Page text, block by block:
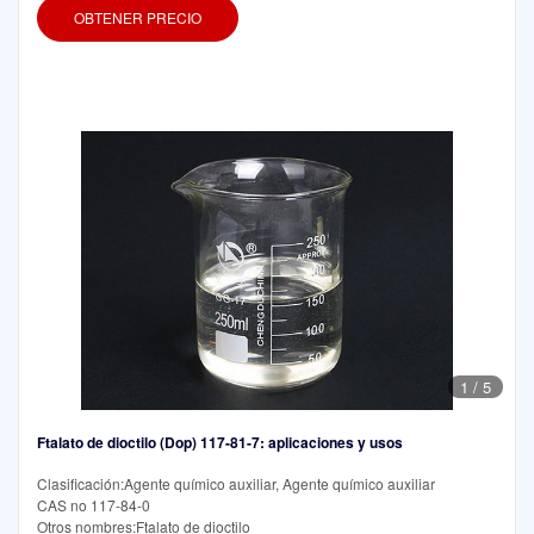
OBTENER PRECIO
1 / 5
Ftalato de dioctilo (Dop) 117-81-7: aplicaciones y usos
Clasificación:Agente químico auxiliar, Agente químico auxiliar
CAS no 117-84-0
Otros nombres:Ftalato de dioctilo